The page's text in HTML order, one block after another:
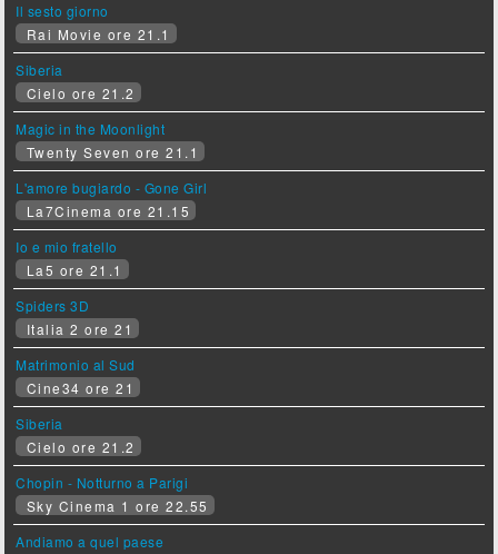
Il sesto giorno
Rai Movie ore 21.1
Siberia
Cielo ore 21.2
Magic in the Moonlight
Twenty Seven ore 21.1
L'amore bugiardo - Gone Girl
La7Cinema ore 21.15
Io e mio fratello
La5 ore 21.1
Spiders 3D
Italia 2 ore 21
Matrimonio al Sud
Cine34 ore 21
Siberia
Cielo ore 21.2
Chopin - Notturno a Parigi
Sky Cinema 1 ore 22.55
Andiamo a quel paese